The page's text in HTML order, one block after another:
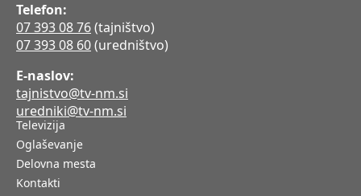
Telefon:
07 393 08 76(tajništvo)
07 393 08 60(uredništvo)
E-naslov:
tajnistvo@tv-nm.si
uredniki@tv-nm.si
Televizija
Oglaševanje
Delovna mesta
Kontakti